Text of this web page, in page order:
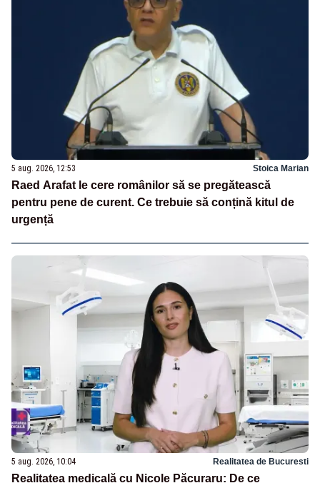
5 aug. 2026, 12:53 Stoica Marian
Raed Arafat le cere românilor să se pregătească
pentru pene de curent. Ce trebuie să conțină kitul de
urgență
5 aug. 2026, 10:04 Realitatea de Bucuresti
Realitatea medicală cu Nicole Păcuraru: De ce